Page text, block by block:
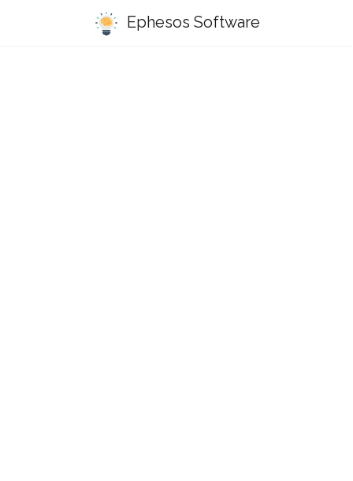
Ephesos Software